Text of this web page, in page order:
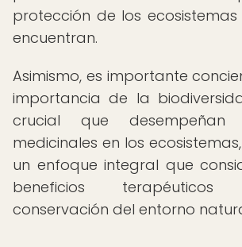
protección de los
encuentran.
Asimismo, es importante
importancia de la
crucial que
medicinales en los
un enfoque integral que
beneficios
conservación del entorno